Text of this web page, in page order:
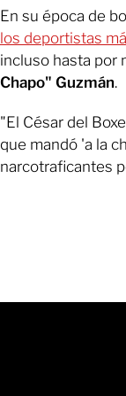
En su época de
los deportistas
incluso hasta por
Chapo" Guzmán.
"El César del
que mandó 'a la
narcotraficantes